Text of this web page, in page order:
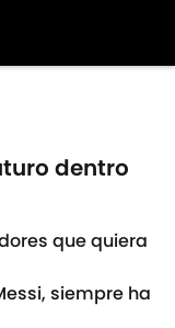
dentro
que quiera
siempre ha